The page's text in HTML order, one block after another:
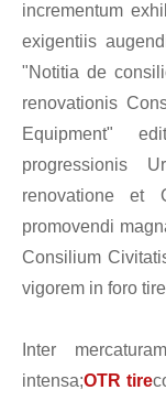
incrementum
exigentiis
"Notitia de
renovationis
Equipment"
progressionis
renovatione et
promovendi
Consilium
vigorem in foro
Inter
intensa;OTR tire